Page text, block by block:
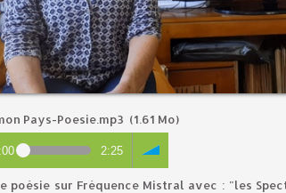
Pays-Poesie.mp3 (1.61 Mo)
2:25
poésie sur Fréquence Mistral avec : "les